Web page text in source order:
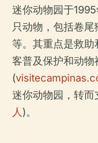
迷你动物园于
只动物，包括卷
等。其重点是救
客普及保护和动物
(
迷你动物园，转
人 )。